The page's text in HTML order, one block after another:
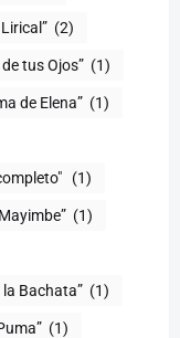
(2)
de tus Ojos” (1)
de Elena” (1)
(1)
(1)
la Bachata” (1)
(1)